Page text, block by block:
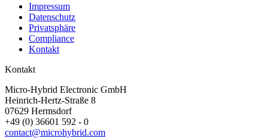
Impressum
Datenschutz
Privatsphäre
Compliance
Kontakt
Kontakt
Micro-Hybrid Electronic GmbH
Heinrich-Hertz-Straße 8
07629 Hermsdorf
+49 (0) 36601 592 - 0
contact@microhybrid.com